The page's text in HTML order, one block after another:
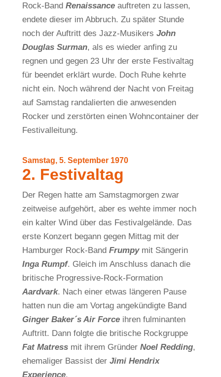
Rock-Band Renaissanceauftreten zu lassen,
endete dieser im Abbruch. Zu später Stunde
noch der Auftritt des Jazz-Musikers John
Douglas Surman, als es wieder anfing zu
regnen und gegen 23 Uhr der erste Festivaltag
für beendet erklärt wurde. Doch Ruhe kehrte
nicht ein. Noch während der Nacht von Freitag
auf Samstag randalierten die anwesenden
Rocker und zerstörten einen Wohncontainer der
Festivalleitung.
Samstag, 5. September 1970
2. Festivaltag
Der Regen hatte am Samstagmorgen zwar
zeitweise aufgehört, aber es wehte immer noch
ein kalter Wind über das Festivalgelände. Das
erste Konzert begann gegen Mittag mit der
Hamburger Rock-Band Frumpymit Sängerin
Inga Rumpf. Gleich im Anschluss danach die
britische Progressive-Rock-Formation
Aardvark. Nach einer etwas längeren Pause
hatten nun die am Vortag angekündigte Band
Ginger Baker´s Air Forceihren fulminanten
Auftritt. Dann folgte die britische Rockgruppe
Fat Matressmit ihrem Gründer Noel Redding,
ehemaliger Bassist derJimi Hendrix
Experience.